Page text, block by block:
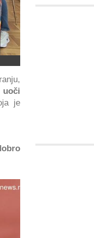
uoči
je